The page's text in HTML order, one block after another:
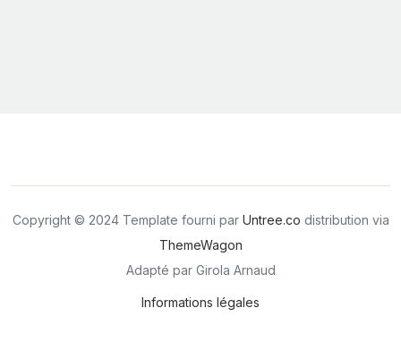
Copyright © 2024 Template fourni par Untree.co distribution via
ThemeWagon
Adapté par Girola Arnaud
Informations légales